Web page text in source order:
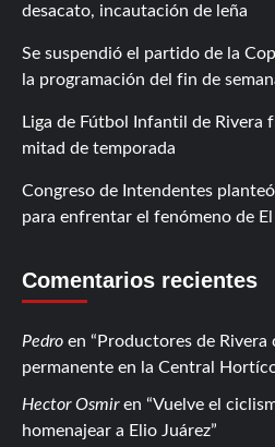
desacato, incautación de leña
Se suspendió el partido de la
la programación del fin de
Liga de Fútbol Infantil de Rivera
mitad de temporada
Congreso de Intendentes
para enfrentar el fenómeno de
Comentarios recientes
Pedro en
Productores de
permanente en la Central
Hector Osmiren
Vuelve el
homenajear a Elio Juárez